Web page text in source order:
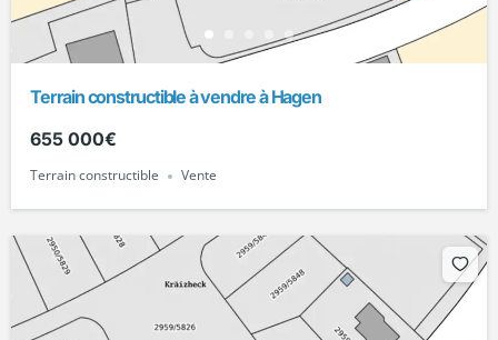
Terrain constructible à vendre à Hagen
655 000€
Terrain constructible Vente